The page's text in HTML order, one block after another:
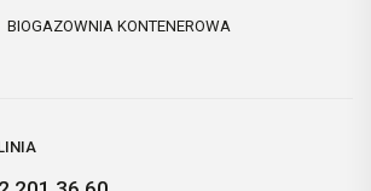
BIOGAZOWNIA KONTENEROWA